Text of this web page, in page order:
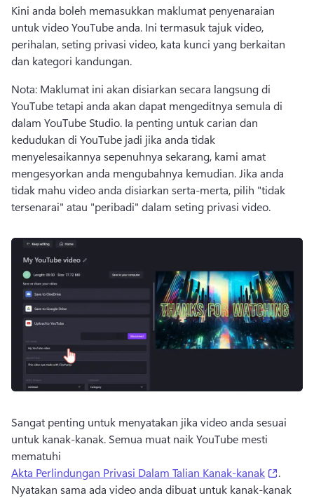
Kini anda boleh memasukkan maklumat penyenaraian
untuk video YouTube anda. Ini termasuk tajuk video,
perihalan, seting privasi video, kata kunci yang berkaitan
dan kategori kandungan.
Nota: Maklumat ini akan disiarkan secara langsung di
YouTube tetapi anda akan dapat mengeditnya semula di
dalam YouTube Studio. Ia penting untuk carian dan
kedudukan di YouTube jadi jika anda tidak
menyelesaikannya sepenuhnya sekarang, kami amat
mengesyorkan anda mengubahnya kemudian. Jika anda
tidak mahu video anda disiarkan serta-merta, pilih "tidak
tersenarai" atau "peribadi" dalam seting privasi video.
Sangat penting untuk menyatakan jika video anda sesuai
untuk kanak-kanak. Semua muat naik YouTube mesti
mematuhi
Akta Perlindungan Privasi Dalam Talian Kanak-kanak
Nyatakan sama ada video anda dibuat untuk kanak-kanak